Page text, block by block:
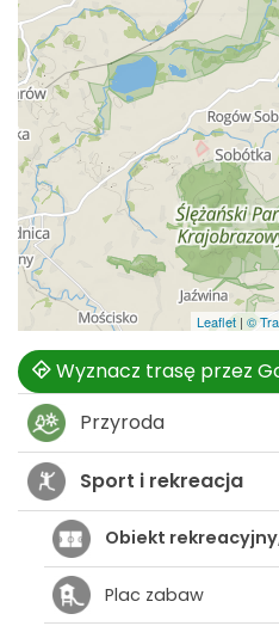
Leaflet | ©
Wyznacz trasę przez
Przyroda
Sport i rekreacja
Obiekt
Plac zabaw